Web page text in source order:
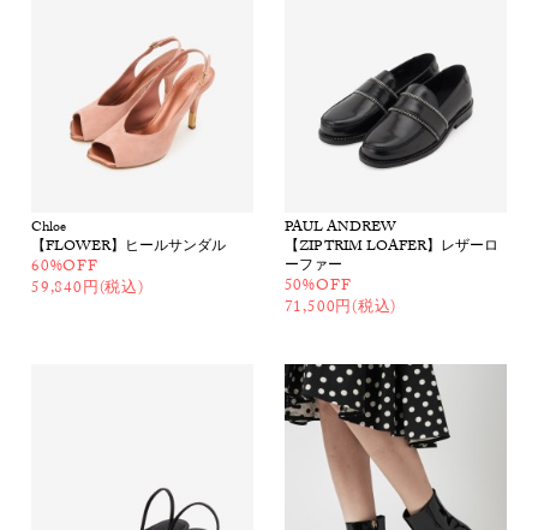
Chloe
【FLOWER】ヒールサンダル
60%OFF
59,840円(税込)
PAUL ANDREW
【ZIP TRIM LOAFER】レザーロ
ーファー
50%OFF
71,500円(税込)